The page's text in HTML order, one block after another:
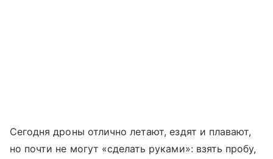
Сегодня дроны отлично летают, ездят и плавают,
но почти не могут «сделать руками»: взять пробу,